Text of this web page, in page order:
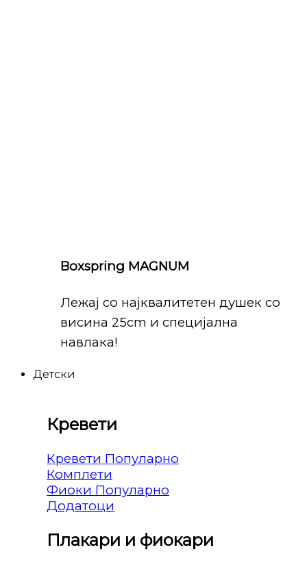
Boxspring MAGNUM
Лежај со најквалитетен душек со
висина 25cm и специјална
навлака!
Детски
Кревети
Кревети
Комплети
Фиоки
Додатоци
Плакари и фиокари